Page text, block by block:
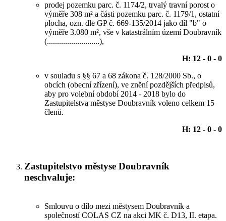
prodej pozemku parc. č. 1174/2, trvalý travní porost o
výměře 308 m² a části pozemku parc. č. 1179/1, ostatní
plocha, ozn. dle GP č. 669-135/2014 jako díl "b" o
výměře 3.080 m², vše v katastrálním území Doubravník
(..........................),
H: 12 - 0 - 0
v souladu s §§ 67 a 68 zákona č. 128/2000 Sb., o
obcích (obecní zřízení), ve znění pozdějších předpisů,
aby pro volební období 2014 - 2018 bylo do
Zastupitelstva městyse Doubravník voleno celkem 15
členů.
H: 12 - 0 - 0
Zastupitelstvo městyse Doubravník
neschvaluje:
Smlouvu o dílo mezi městysem Doubravník a
společností COLAS CZ na akci MK č. D13, II. etapa.